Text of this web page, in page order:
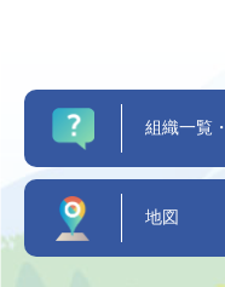
組織一覧
地図